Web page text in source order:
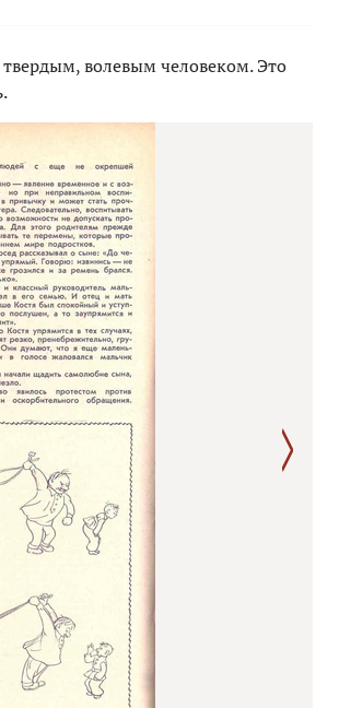
волевым человеком. Это